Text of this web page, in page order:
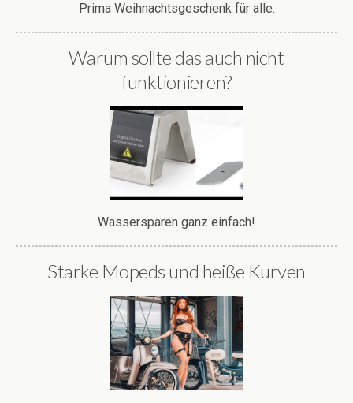
Prima Weihnachtsgeschenk für alle.
Warum sollte das auch nicht
funktionieren?
Wassersparen ganz einfach!
Starke Mopeds und heiße Kurven